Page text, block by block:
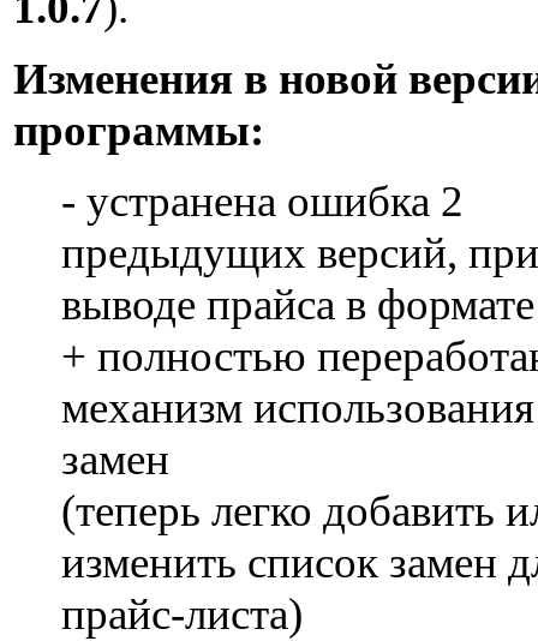
Изменения в новой
программы:
- устранена ошибка 2
предыдущих версий, при
выводе прайса в
+ полностью
механизм
замен
(теперь легко добавить
изменить список замен
прайс-листа)